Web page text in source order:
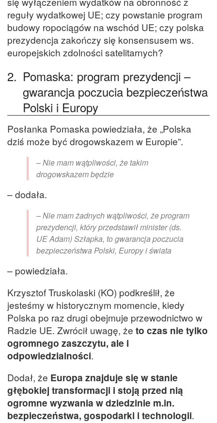
reguły wydatkowej UE; czy powstanie program
budowy ropociągów na wschód UE; czy polska
prezydencja zakończy się konsensusem ws.
europejskich zdolności satelitarnych?
2. Pomaska: program prezydencji –
gwarancja poczucia bezpieczeństwa
Polski i Europy
Posłanka Pomaska powiedziała, że „Polska
dziś może być drogowskazem w Europie”.
– Nie mam wątpliwości, że takim
drogowskazem będzie
– dodała.
– Nie mam żadnych wątpliwości, że program
prezydencji, który przedstawił minister (ds.
UE Adam) Szłapka, to gwarancja poczucia
bezpieczeństwa Polski, Europy i świata
– powiedziała.
Krzysztof Truskolaski (KO) podkreślił, że
jesteśmy w historycznym momencie, kiedy
Polska po raz drugi obejmuje przewodnictwo w
Radzie UE. Zwrócił uwagę, że to czas nie tylko
ogromnego zaszczytu, ale i
odpowiedzialności.
Dodał, że Europa znajduje się w stanie
głębokiej transformacji i stoją przed nią
ogromne wyzwania w dziedzinie m.in.
bezpieczeństwa, gospodarki i technologii.